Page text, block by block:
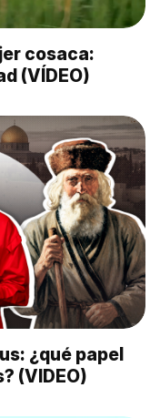
cosaca:
(VÍDEO)
¿qué papel
(VIDEO)